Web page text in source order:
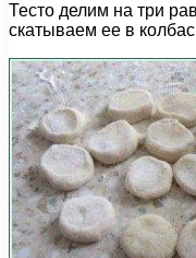
Тесто делим на три
скатываем ее в